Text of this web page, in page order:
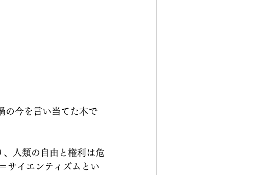
の今を言い当てた本で
人類の自由と権利は危
サイエンティズムとい